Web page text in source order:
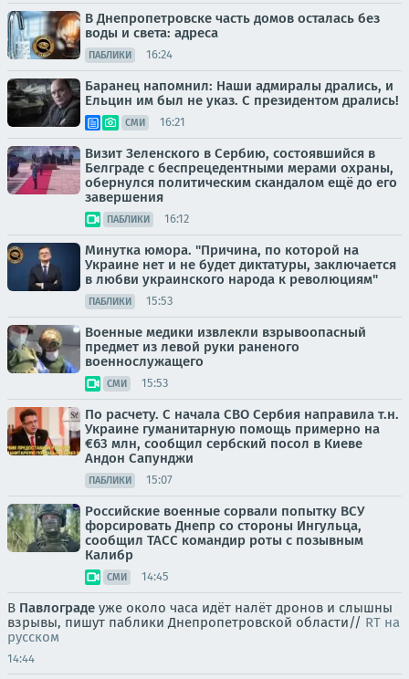
В Днепропетровске часть домов осталась без
воды и света: адреса
ПАБЛИКИ 16:24
Баранец напомнил: Наши адмиралы дрались, и
Ельцин им был не указ. С президентом дрались!
СМИ 16:21
Визит Зеленского в Сербию, состоявшийся в
Белграде с беспрецедентными мерами охраны,
обернулся политическим скандалом ещё до его
завершения
ПАБЛИКИ 16:12
Минутка юмора. "Причина, по которой на
Украине нет и не будет диктатуры, заключается
в любви украинского народа к революциям"
ПАБЛИКИ 15:53
Военные медики извлекли взрывоопасный
предмет из левой руки раненого
военнослужащего
СМИ 15:53
По расчету. С начала СВО Сербия направила т.н.
Украине гуманитарную помощь примерно на
€63 млн, сообщил сербский посол в Киеве
Андон Сапунджи
ПАБЛИКИ 15:07
Российские военные сорвали попытку ВСУ
форсировать Днепр со стороны Ингульца,
сообщил ТАСС командир роты с позывным
Калибр
СМИ 14:45
В Павлограде уже около часа идёт налёт дронов и слышны
взрывы, пишут паблики Днепропетровской области// RT на
русском
14:44